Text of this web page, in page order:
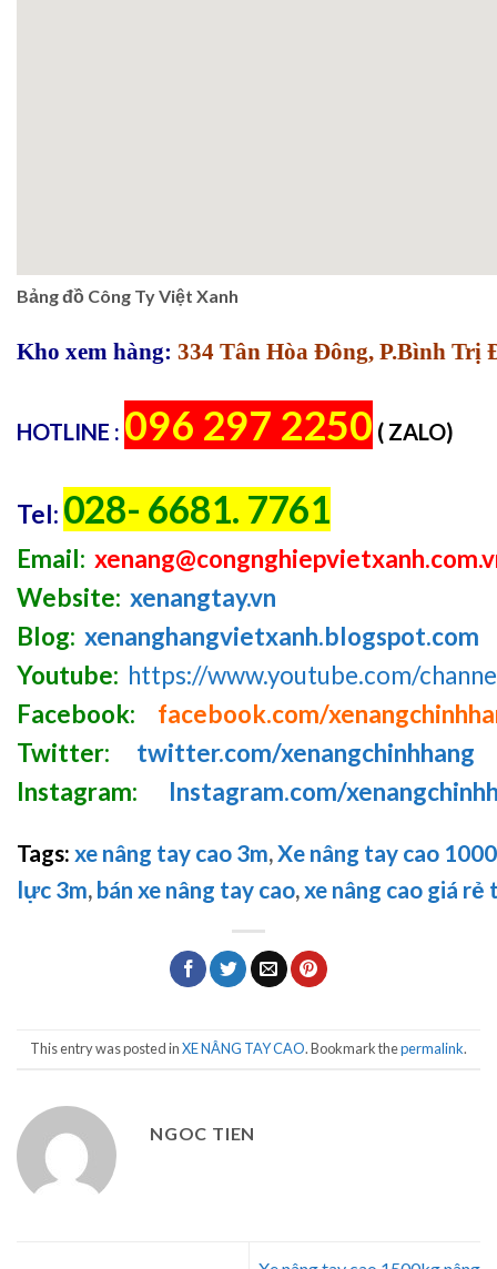
Bảng đồ Công Ty Việt Xanh
Kho xem hàng: 334 Tân Hòa Đông, P.Bình Trị
HOTLINE : 096 297 2250 ( ZALO)
Tel: 028- 6681. 7761
Email:
Website: xenangtay.vn
Blog: xenanghangvietxanh.blogspot.com
Youtube: https://www.youtube.com/
Facebook:
facebook.com/
Twitter:
twitter.com/xenangchinhhang
Instagram:
Instagram.com/
Tags: xe nâng tay cao 3m,Xe nâng tay cao
lực 3m, bán xe nâng tay cao,xe nâng cao giá rẻ
This entry was posted inXE NÂNG TAY CAO. Bookmark thepermalink.
NGOC TIEN